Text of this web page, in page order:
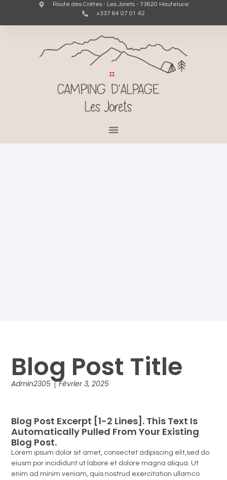
Route des Crêtes - Les Jorets - 73620 Hauteluce
+337 64 07 01 42
Blog Post Title
Admin2305 Février 3, 2025
Blog Post Excerpt [1-2 Lines]. This Text Is
Automatically Pulled From Your Existing
Blog Post.
Lorem ipsum dolor sit amet, consectet adipiscing elit,sed do
eiusm por incididunt ut labore et dolore magna aliqua. Ut
enim ad minim veniam, quis nostrud exercitation ullamco